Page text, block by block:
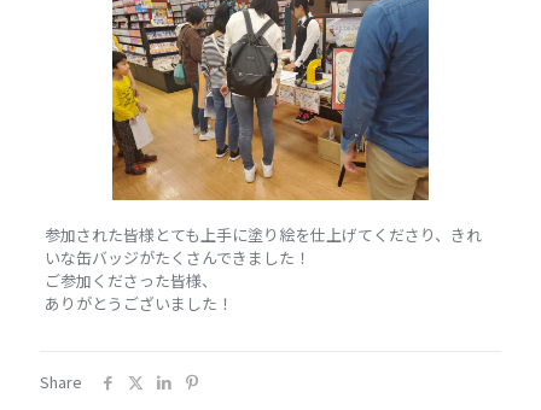
参加された皆様とても上手に塗り絵を仕上げてくださり、きれ
いな缶バッジがたくさんできました！
ご参加くださった皆様、
ありがとうございました！
Share